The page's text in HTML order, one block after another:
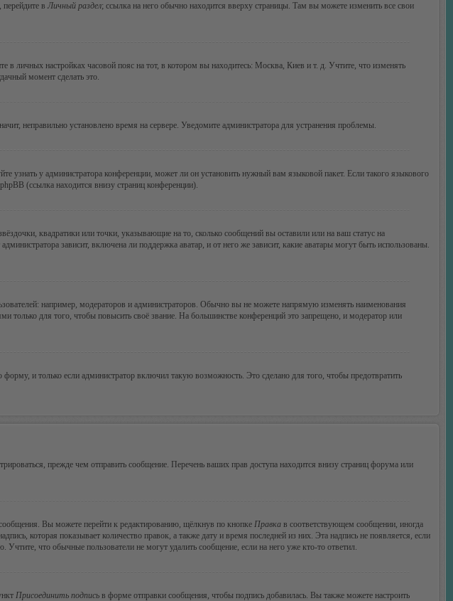
в Личный раздел; ссылка на него обычно находится вверху страницы. Там вы можете изменить все свои
личных настройках часовой пояс на тот, в котором вы находитесь: Москва, Киев и т. д. Учтите, что изменять
момент сделать это.
неправильно установлено время на сервере. Уведомите администратора для устранения проблемы.
у администратора конференции, может ли он установить нужный вам языковой пакет. Если такого языкового
(ссылка находится внизу страниц конференции).
квадратики или точки, указывающие на то, сколько сообщений вы оставили или на ваш статус на
зависит, включена ли поддержка аватар, и от него же зависит, какие аватары могут быть использованы.
например, модераторов и администраторов. Обычно вы не можете напрямую изменять наименования
для того, чтобы повысить своё звание. На большинстве конференций это запрещено, и модератор или
и только если администратор включил такую возможность. Это сделано для того, чтобы предотвратить
прежде чем отправить сообщение. Перечень ваших прав доступа находится внизу страниц форума или
Вы можете перейти к редактированию, щёлкнув по кнопке Правка в соответствующем сообщении, иногда
которая показывает количество правок, а также дату и время последней из них. Эта надпись не появляется, если
что обычные пользователи не могут удалить сообщение, если на него уже кто-то ответил.
Присоединить подпись в форме отправки сообщения, чтобы подпись добавилась. Вы также можете настроить